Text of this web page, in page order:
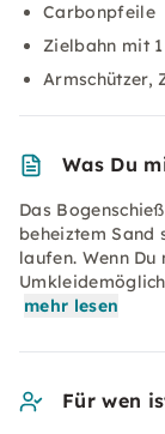
Carbonpfeile
Zielbahn mit
Armschützer,
Was Du
Das
beheiztem
laufen. Wenn
mehr lesen
Für wen